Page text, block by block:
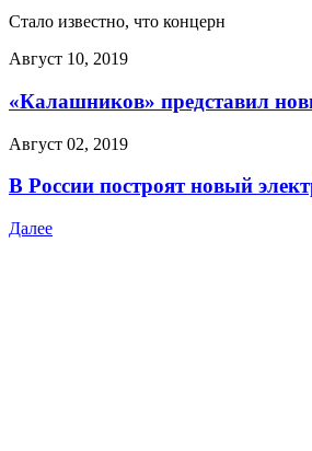
Стало известно, что концерн
Август 10, 2019
«Калашников» представил
Август 02, 2019
В России построят новый
Далее